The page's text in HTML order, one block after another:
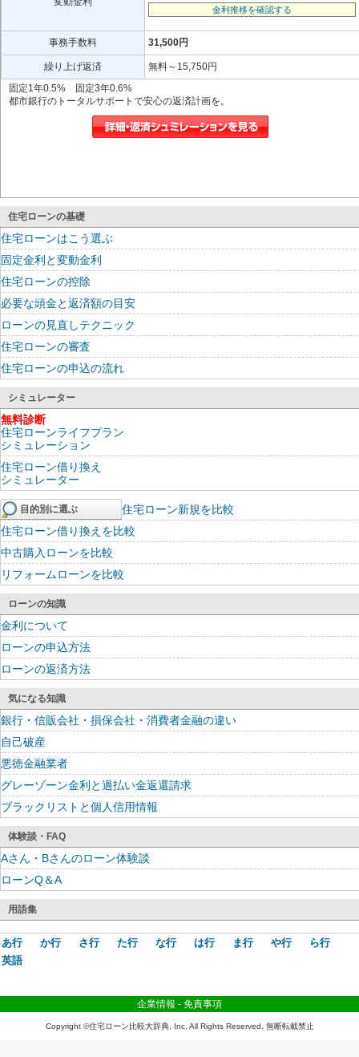
金利推移を確認する
事務手数料 31,500円
繰り上げ返済
無料～15,750円
固定1年0.5% 固定3年0.6%
都市銀行のトータルサポートで安心の返済計画を。
住宅ローンの基礎
住宅ローンはこう選ぶ
固定金利と変動金利
住宅ローンの控除
必要な頭金と返済額の目安
ローンの見直しテクニック
住宅ローンの審査
住宅ローンの申込の流れ
シミュレーター
無料診断
住宅ローンライフプラン
シミュレーション
住宅ローン借り換え
シミュレーター
目的別に選ぶ
住宅ローン新規を比較
住宅ローン借り換えを比較
中古購入ローンを比較
リフォームローンを比較
ローンの知識
金利について
ローンの申込方法
ローンの返済方法
気になる知識
銀行・信販会社・損保会社・消費者金融の違い
自己破産
悪徳金融業者
グレーゾーン金利と過払い金返還請求
ブラックリストと個人信用情報
体験談・FAQ
Aさん・Bさんのローン体験談
ローンQ＆A
用語集
あ行 か行 さ行 た行 な行 は行 ま行 や行
ら行
英語
企業情報 - 免責事項
Copyright ©住宅ローン比較大辞典, Inc. All Rights Reserved. 無断転載禁止